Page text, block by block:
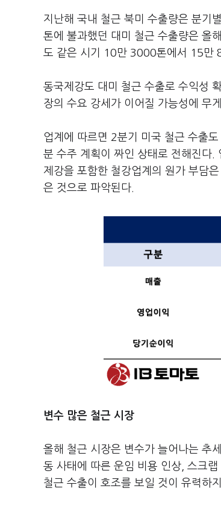
지난해 국내 철근 북미 수출량은 분기
톤에 불과했던 대미 철근 수출량은 올
도 같은 시기 10만 3000톤에서 15만
동국제강도 대미 철근 수출로 수익성
장의 수요 강세가 이어질 가능성에 무
업계에 따르면 2분기 미국 철근 수출
분 수주 계획이 짜인 상태로 전해진다.
제강을 포함한 철강업계의 원가 부담
은 것으로 파악된다.
변수 많은 철근 시장
올해 철근 시장은 변수가 늘어나는 추
동 사태에 따른 운임 비용 인상, 스크
철근 수출이 호조를 보일 것이 유력하